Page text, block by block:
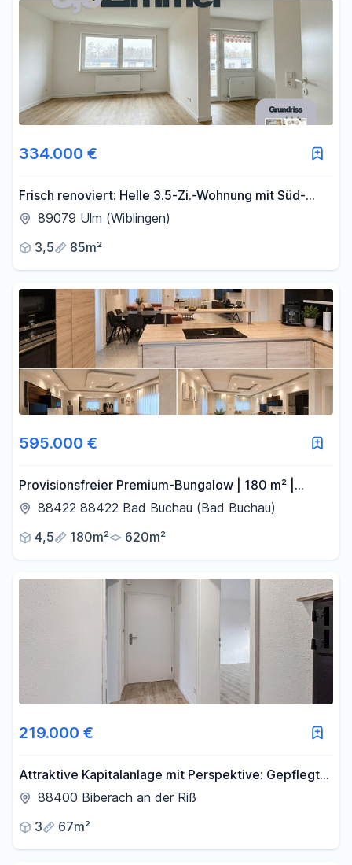
334.000 €
Frisch renoviert: Helle 3.5-Zi.-Wohnung mit Süd-
Westbalkon & Garage – Provisionsfrei!
89079 Ulm (Wiblingen)
3,5
85m²
595.000 €
Provisionsfreier Premium-Bungalow | 180 m² |
Ausbaupotenzial | Doppelgarage | Ruhige Lage
88422 88422 Bad Buchau (Bad Buchau)
4,5
180m² 620m²
219.000 €
Attraktive Kapitalanlage mit Perspektive: Gepflegte
3-Zimmer-Wohnung in beliebter Lage von Biberach
88400 Biberach an der Riß
3
67m²